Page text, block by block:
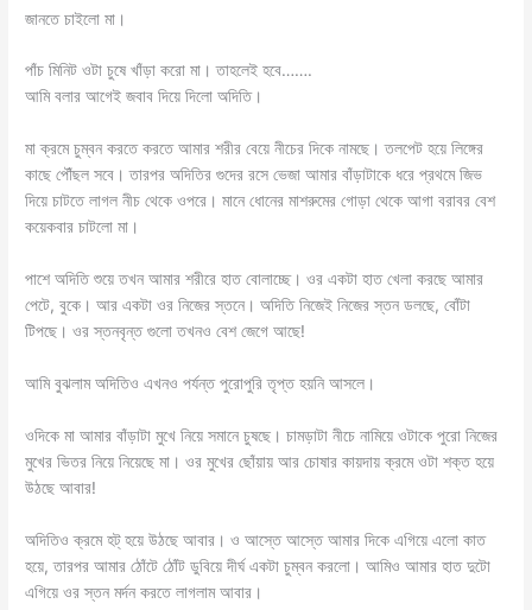
জানতে চাইলো মা।
পাঁচ মিনিট ওটা চুষে খাঁড়া করো মা। তাহলেই হবে…….
আমি বলার আগেই জবাব দিয়ে দিলো অদিতি।
মা ক্রমে চুম্বন করতে করতে আমার শরীর বেয়ে নীচের দিকে নামছে। তলপেট হয়ে লিঙ্গের
কাছে পৌঁছল সবে। তারপর অদিতির গুদের রসে ভেজা আমার বাঁড়াটাকে ধরে প্রথমে জিভ
দিয়ে চাটতে লাগল নীচ থেকে ওপরে। মানে ধোনের মাশরুমের গোড়া থেকে আগা বরাবর বেশ
কয়েকবার চাটলো মা।
পাশে অদিতি শুয়ে তখন আমার শরীরে হাত বোলাচ্ছে। ওর একটা হাত খেলা করছে আমার
পেটে, বুকে। আর একটা ওর নিজের স্তনে। অদিতি নিজেই নিজের স্তন ডলছে, বোঁটা
টিপছে। ওর স্তনবৃন্ত গুলো তখনও বেশ জেগে আছে!
আমি বুঝলাম অদিতিও এখনও পর্যন্ত পুরোপুরি তৃপ্ত হয়নি আসলে।
ওদিকে মা আমার বাঁড়াটা মুখে নিয়ে সমানে চুষছে। চামড়াটা নীচে নামিয়ে ওটাকে পুরো নিজের
মুখের ভিতর নিয়ে নিয়েছে মা। ওর মুখের ছোঁয়ায় আর চোষার কায়দায় ক্রমে ওটা শক্ত হয়ে
উঠছে আবার!
অদিতিও ক্রমে হট্ হয়ে উঠছে আবার। ও আস্তে আস্তে আমার দিকে এগিয়ে এলো কাত
হয়ে, তারপর আমার ঠোঁটে ঠোঁট ডুবিয়ে দীর্ঘ একটা চুম্বন করলো। আমিও আমার হাত দুটো
এগিয়ে ওর স্তন মর্দন করতে লাগলাম আবার।